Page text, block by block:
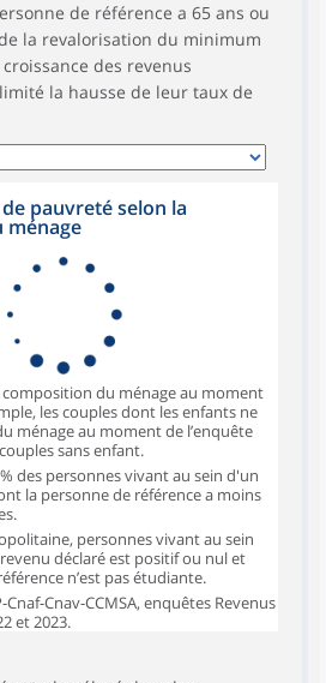
de référence a 65 ans ou
la revalorisation du minimum
des revenus
la hausse de leur taux de
pauvreté selon la
ménage
composition du ménage au moment
les couples dont les enfants ne
ménage au moment de l’enquête
sans enfant.
des personnes vivant au sein d'un
la personne de référence a moins
personnes vivant au sein
déclaré est positif ou nul et
n’est pas étudiante.
Cnaf-Cnav-CCMSA, enquêtes Revenus
et 2023.